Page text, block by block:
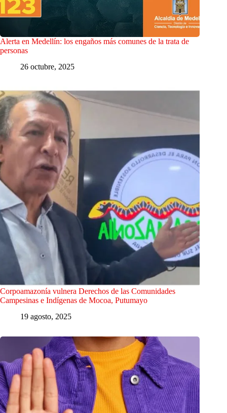
Alerta en Medellín: los engaños más comunes de la trata de
personas
26 octubre, 2025
Corpoamazonía vulnera Derechos de las Comunidades
Campesinas e Indígenas de Mocoa, Putumayo
19 agosto, 2025